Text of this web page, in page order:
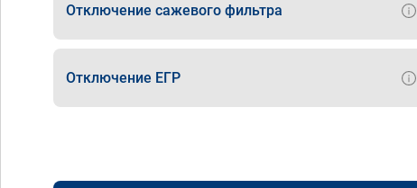
Отключение сажевого фильтра
Отключение ЕГР